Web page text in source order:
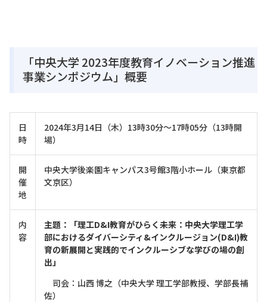
「中央大学 2023年度教育イノベーション推進
事業シンポジウム」概要
日
時
2024年3月14日（木）13時30分～17時05分（13時開
場）
開
催
地
中央大学後楽園キャンパス3号館3階小ホール（東京都
文京区）
内
容
主題：「理工D&I教育がひらく未来：中央大学理工学
部におけるダイバーシティ&インクルージョン(D&I)教
育の新展開と実践的でインクルーシブな学びの場の創
出」
司会：山西 博之（中央大学 理工学部教授、学部長補
佐）